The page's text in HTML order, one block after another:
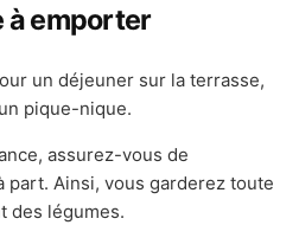
à emporter
un déjeuner sur la terrasse,
pique-nique.
assurez-vous de
part. Ainsi, vous garderez toute
des légumes.